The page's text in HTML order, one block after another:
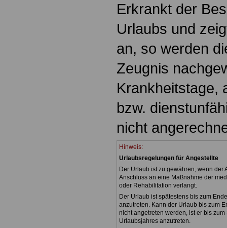
Erkrankt der
Urlaubs und
an, so werden
Zeugnis
Krankheitstage,
bzw.
nicht
Hinweis:
Urlaubsregelungen für Angestellte
Der Urlaub ist zu gewähren, wenn der
Anschluss an eine Maßnahme der
oder Rehabilitation verlangt.
Der Urlaub ist spätestens bis zum
anzutreten. Kann der Urlaub bis zum
nicht angetreten werden, ist er bis
Urlaubsjahres anzutreten.